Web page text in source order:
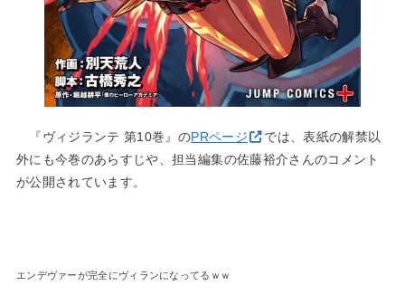
『ヴィジランテ 第10巻』のPRページ
では、表紙の解禁以
外にも今巻のあらすじや、担当編集の佐藤裕介さんのコメント
が公開されています。
エンデヴァーが完全にヴィランになってるｗｗ